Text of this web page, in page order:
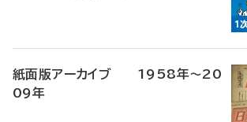
紙面版アーカイブ 1958年～20
09年